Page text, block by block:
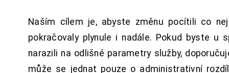
Naším cílem je, abyste změnu pocítili co
pokračovaly plynule i nadále. Pokud byste u
narazili na odlišné parametry služby,
může se jednat pouze o administrativní